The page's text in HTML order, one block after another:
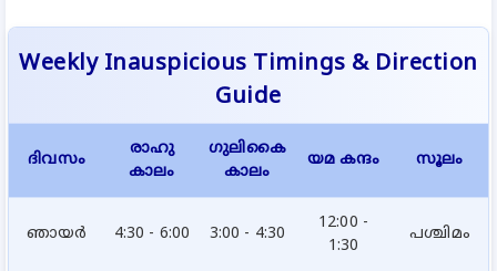
Weekly Inauspicious Timings & Direction
Guide
ദിവസം
രാഹു
കാലം
ഗുലികൈ
കാലം
യമ കന്ദം സൂലം
ഞായര്‍ 4:30 - 6:00 3:00 - 4:30
12:00 -
1:30
പശ്ചിമം